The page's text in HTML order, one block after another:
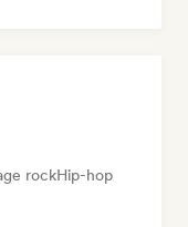
rockHip-hop